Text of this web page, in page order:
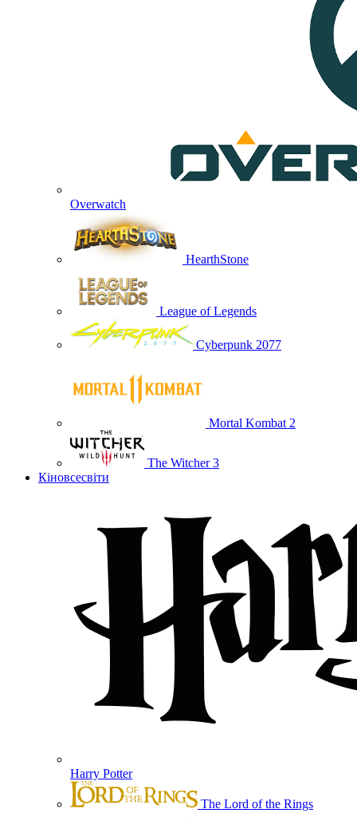
Overwatch
HearthStone
League of Legends
Cyberpunk 2077
Mortal Kombat 2
The Witcher 3
Кіновсесвіти
Harry Potter
The Lord of the Rings